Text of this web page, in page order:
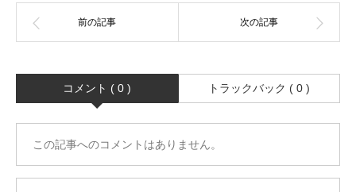
コメント ( 0 ) トラックバック ( 0 )
この記事へのコメントはありません。